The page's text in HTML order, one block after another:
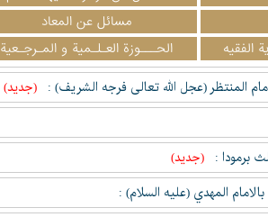
مسائل عن المعاد
الفقيه
الحـــوزة العـلـمية و المـرجـعية
المنتظر (عجل الله تعالى فرجه الشريف) : (جدید)
برمودا : (جدید)
المهدي (عليه السلام) :